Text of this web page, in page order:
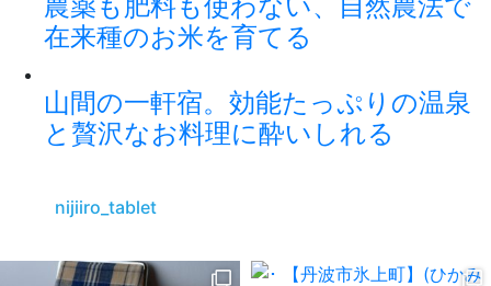
在来種のお米を育てる
山間の一軒宿。効能たっぷりの温泉
と贅沢なお料理に酔いしれる
nijiiro_tablet